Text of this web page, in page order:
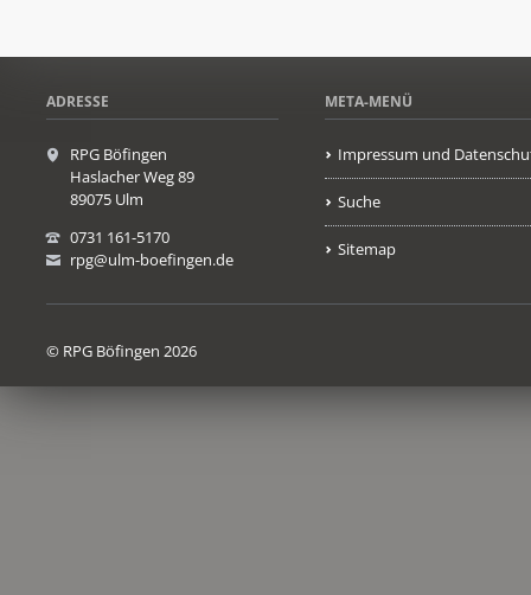
ADRESSE
RPG Böfingen
Haslacher Weg 89
89075 Ulm
0731 161-5170
rpg@ulm-boefingen.de
META-MENÜ
Impressum und
Suche
Sitemap
© RPG Böfingen 2026